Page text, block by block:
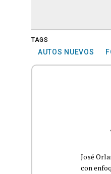
TAGS
AUTOS NUEVOS
José
con